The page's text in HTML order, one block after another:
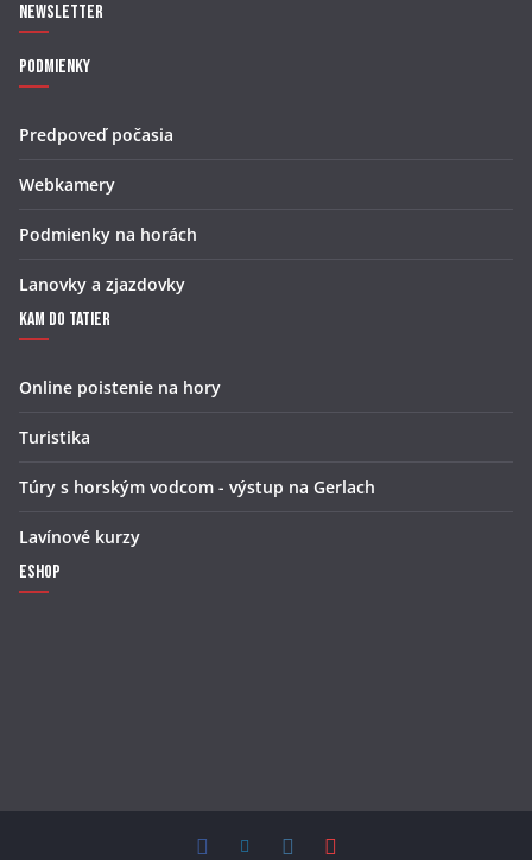
Newsletter
Podmienky
Predpoveď počasia
Webkamery
Podmienky na horách
Lanovky a zjazdovky
Kam do Tatier
Online poistenie na hory
Turistika
Túry s horským vodcom - výstup na Gerlach
Lavínové kurzy
Eshop